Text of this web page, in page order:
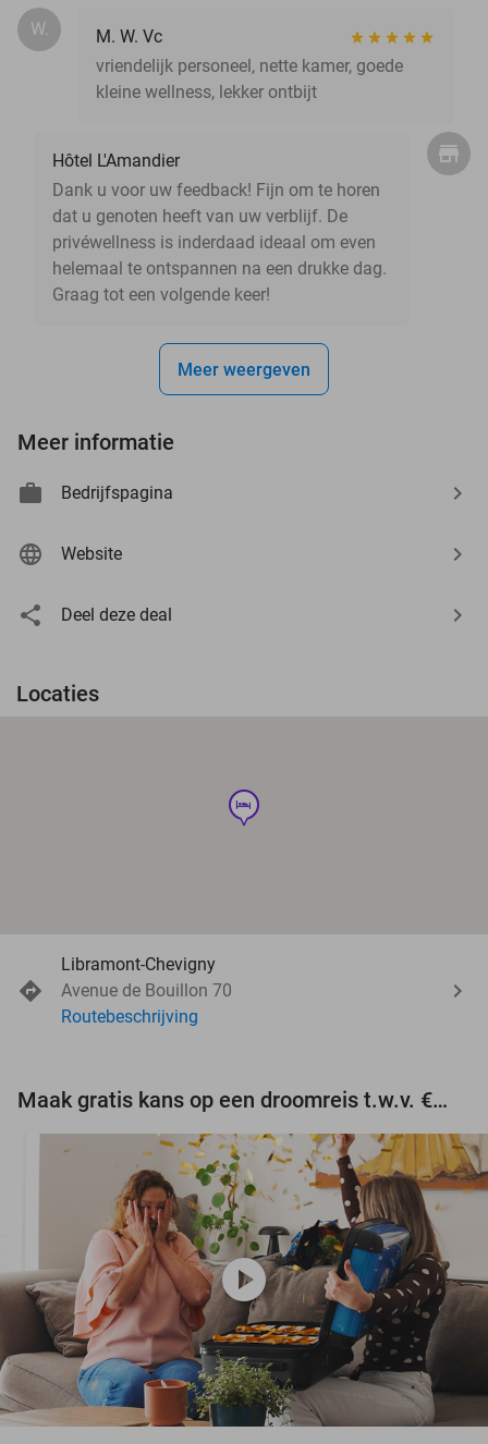
W.
M. W. Vc
vriendelijk personeel, nette kamer, goede
kleine wellness, lekker ontbijt
Hôtel L'Amandier
Dank u voor uw feedback! Fijn om te horen
dat u genoten heeft van uw verblijf. De
privéwellness is inderdaad ideaal om even
helemaal te ontspannen na een drukke dag.
Graag tot een volgende keer!
Meer weergeven
Meer informatie
Bedrijfspagina
Website
Deel deze deal
Locaties
hotel
Libramont-Chevigny
Avenue de Bouillon 70
Routebeschrijving
Maak gratis kans op een droomreis t.w.v. €3.000!
play_circle